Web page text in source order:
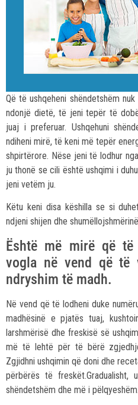
Që të ushqeheni shëndetshëm
ndonjë dietë, të jeni tepër të
juaj i preferuar. Ushqehuni
ndiheni mirë, të keni më tepër
shpirtërore. Nëse jeni të lodhur
ju thonë se cili është ushqimi i
jeni vetëm ju.
Këtu keni disa këshilla se si
ndjeni shijen dhe
Është më mirë që
vogla në vend që të
ndryshim të madh.
Në vend që të lodheni duke
madhësinë e pjatës tuaj,
larshmërisë dhe freskisë së
më të lehtë për të bërë
Zgjidhni ushqimin që doni dhe
përbërës të
shëndetshëm dhe më i pëlqyeshëm.